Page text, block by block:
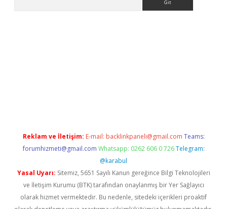
Reklam ve İletişim: E-mail: backlinkpaneli@gmail.com Teams:
forumhizmeti@gmail.com Whatsapp: 0262 606 0 726 Telegram:
@karabul
Yasal Uyarı: Sitemiz, 5651 Sayılı Kanun gereğince Bilgi Teknolojileri
ve İletişim Kurumu (BTK) tarafından onaylanmış bir Yer Sağlayıcı
olarak hizmet vermektedir. Bu nedenle, sitedeki içerikleri proaktif